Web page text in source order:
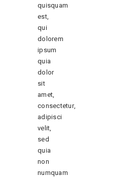
quisquam
est,
qui
dolorem
ipsum
quia
dolor
sit
amet,
consectetur,
adipisci
velit,
sed
quia
non
numquam